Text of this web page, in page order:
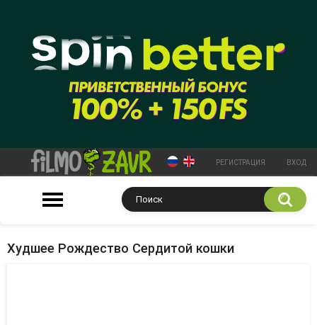
РЕГИСТРАЦИЯ ВХОД
Худшее Рождество Сердитой кошки